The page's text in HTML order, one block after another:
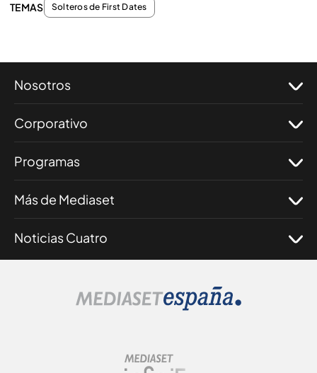
TEMAS Solteros de First Dates
Nosotros
Corporativo
Programas
Más de Mediaset
Noticias Cuatro